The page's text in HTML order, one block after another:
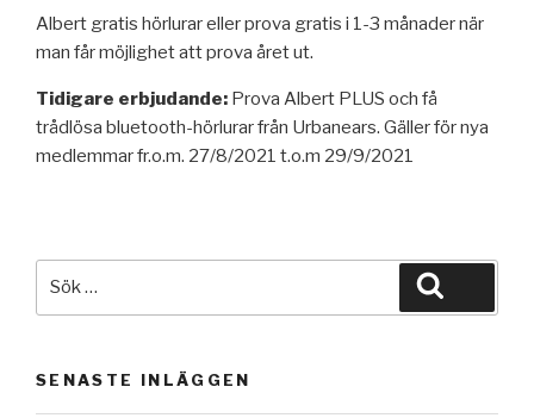
Albert gratis hörlurar eller prova gratis i 1-3 månader när
man får möjlighet att prova året ut.
Tidigare erbjudande: Prova Albert PLUS och få
trådlösa bluetooth-hörlurar från Urbanears. Gäller för nya
medlemmar fr.o.m. 27/8/2021 t.o.m 29/9/2021
SENASTE INLÄGGEN